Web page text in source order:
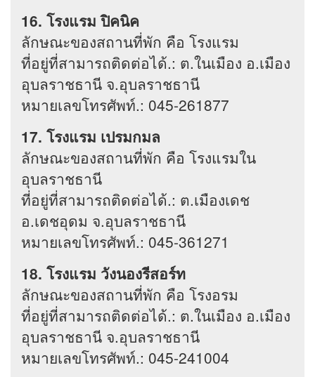
16. โรงแรม ปิคนิค
ลักษณะของสถานที่พัก คือ โรงแรม
ที่อยู่ที่สามารถติดต่อได้.: ต.ในเมือง อ.เมือง
อุบลราชธานี จ.อุบลราชธานี
หมายเลขโทรศัพท์.: 045-261877
17. โรงแรม เปรมกมล
ลักษณะของสถานที่พัก คือ โรงแรมใน
อุบลราชธานี
ที่อยู่ที่สามารถติดต่อได้.: ต.เมืองเดช
อ.เดชอุดม จ.อุบลราชธานี
หมายเลขโทรศัพท์.: 045-361271
18. โรงแรม วังนองรีสอร์ท
ลักษณะของสถานที่พัก คือ โรงอรม
ที่อยู่ที่สามารถติดต่อได้.: ต.ในเมือง อ.เมือง
อุบลราชธานี จ.อุบลราชธานี
หมายเลขโทรศัพท์.: 045-241004